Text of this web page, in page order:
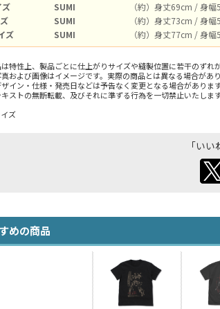
ズ
SUMI
（約）身丈69cm / 身
SUMI
（約）身丈73cm / 身
ズ
SUMI （約）身丈77cm / 身
特性上、製品ごとに仕上がりサイズや縫製位置に若干のずれ
および画像はイメージです。実際の商品とは異なる場合があり
イン・仕様・発売日などは予告なく変更となる場合があります
ストの無断転載、及びそれに準ずる行為を一切禁止いたします
ズ
「い
めの商品